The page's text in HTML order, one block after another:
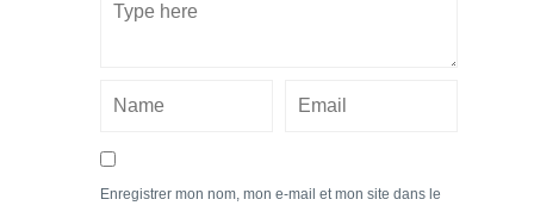
Enregistrer mon nom, mon e-mail et mon site dans le